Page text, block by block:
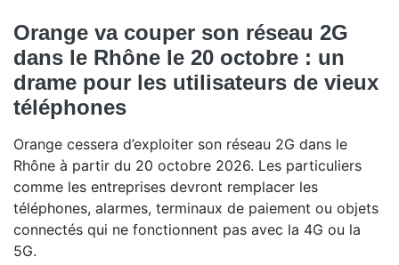
Orange va couper son réseau 2G
dans le Rhône le 20 octobre : un
drame pour les utilisateurs de vieux
téléphones
Orange cessera d’exploiter son réseau 2G dans le
Rhône à partir du 20 octobre 2026. Les particuliers
comme les entreprises devront remplacer les
téléphones, alarmes, terminaux de paiement ou objets
connectés qui ne fonctionnent pas avec la 4G ou la
5G.